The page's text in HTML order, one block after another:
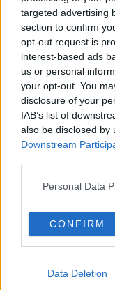
targeted advertising
section to confirm
opt-out request is
interest-based ads
us or personal
your opt-out. You
disclosure of your
IAB’s list of
also be disclosed by
Downstream
Personal Data
CONFIRM
Data Deletion
Fu vera gloria?
La guerricciola delle
La truffa all'anziano
Alla fermata
La repressione
Diseducazione
Foto storica
Esequie solenni
Nostalgia del sangue
Teste calde
Non avere e non
Schizzi di fango
Sor-riso amaro
Fine anno al ristorante
La festa di Capodanno
A noi interessa il dito